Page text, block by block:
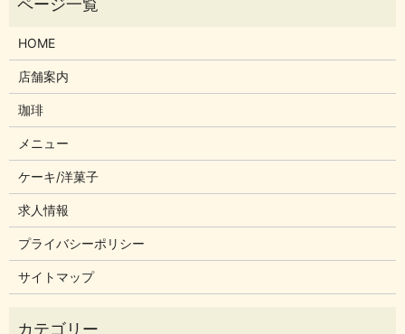
HOME
店舗案内
珈琲
メニュー
ケーキ/洋菓子
求人情報
プライバシーポリシー
サイトマップ